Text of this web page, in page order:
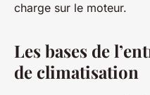
charge sur le moteur.
Les bases de
de climatisation